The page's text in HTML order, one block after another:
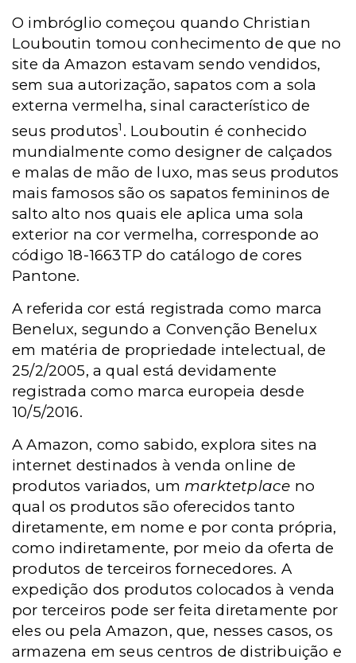
O imbróglio começou quando Christian
Louboutin tomou conhecimento de que no
site da Amazon estavam sendo vendidos,
sem sua autorização, sapatos com a sola
externa vermelha, sinal característico de
seus produtos1 . Louboutin é conhecido
mundialmente como designer de calçados
e malas de mão de luxo, mas seus produtos
mais famosos são os sapatos femininos de
salto alto nos quais ele aplica uma sola
exterior na cor vermelha, corresponde ao
código 18-1663TP do catálogo de cores
Pantone.
A referida cor está registrada como marca
Benelux, segundo a Convenção Benelux
em matéria de propriedade intelectual, de
25/2/2005, a qual está devidamente
registrada como marca europeia desde
10/5/2016.
A Amazon, como sabido, explora sites na
internet destinados à venda online de
produtos variados, um marktetplace no
qual os produtos são oferecidos tanto
diretamente, em nome e por conta própria,
como indiretamente, por meio da oferta de
produtos de terceiros fornecedores. A
expedição dos produtos colocados à venda
por terceiros pode ser feita diretamente por
eles ou pela Amazon, que, nesses casos, os
armazena em seus centros de distribuição e